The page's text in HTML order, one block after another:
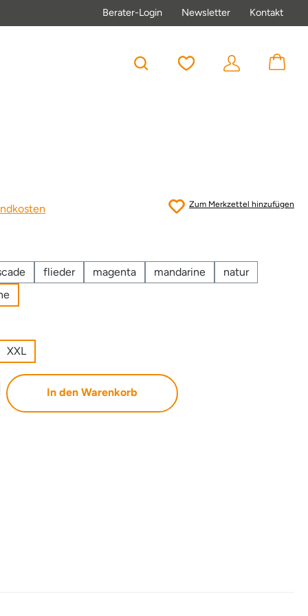
Berater-Login Newsletter Kontakt
Du hast 0 Produkte
flieder magenta mandarine
natur
XXL
den gewünschten Wert ein oder
In den Warenkorb
Zum Merkzettel hinzufügen